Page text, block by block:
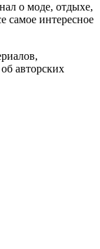
о моде, отдыхе,
самое интересное
авторских